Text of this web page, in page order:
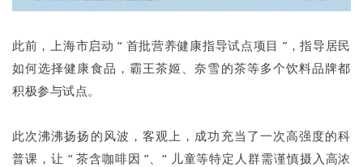
此前，上海市启动 “ 首批营养健康指导试点项目 ”，指导居民
如何选择健康食品，霸王茶姬、奈雪的茶等多个饮料品牌都
积极参与试点。
此次沸沸扬扬的风波，客观上，成功充当了一次高强度的科
普课，让 “ 茶含咖啡因 ”、“ 儿童等特定人群需谨慎摄入高浓